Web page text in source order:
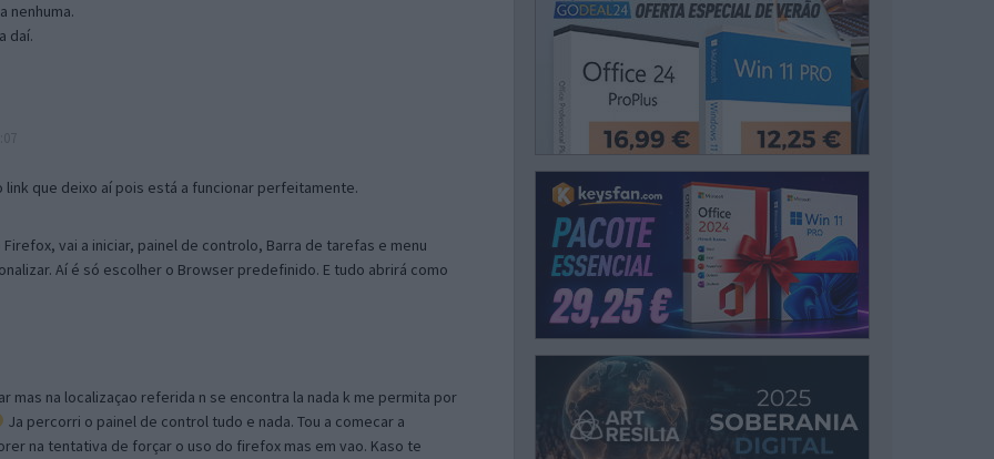
nenhuma.
daí.
que deixo aí pois está a funcionar perfeitamente.
vai a iniciar, painel de controlo, Barra de tarefas e menu
Aí é só escolher o Browser predefinido. E tudo abrirá como
mas na localizaçao referida n se encontra la nada k me permita por
Ja percorri o painel de control tudo e nada. Tou a comecar a
na tentativa de forçar o uso do firefox mas em vao. Kaso te